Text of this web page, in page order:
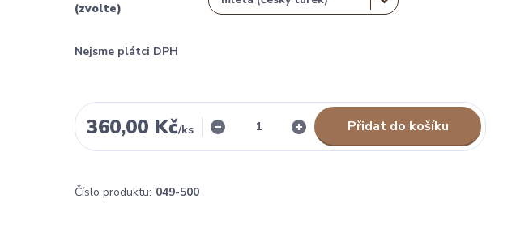
(zvolte)
Nejsme plátci DPH
360,00 Kč/ks Přidat do košíku
Číslo produktu: 049-500